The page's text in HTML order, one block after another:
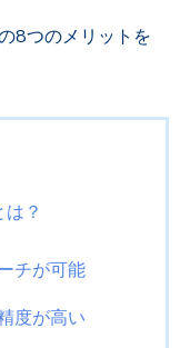
8つのメリットを
？
チが可能
度が高い